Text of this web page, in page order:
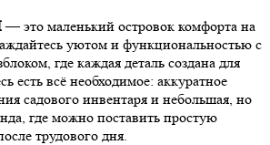
— это маленький островок комфорта на
уютом и функциональностью с
где каждая деталь создана для
есть всё необходимое: аккуратное
садового инвентаря и небольшая, но
где можно поставить простую
трудового дня.